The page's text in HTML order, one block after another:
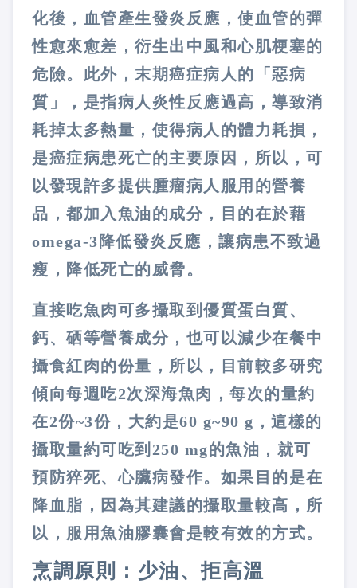
化後，血管產生發炎反應，使血管的彈
性愈來愈差，衍生出中風和心肌梗塞的
危險。此外，末期癌症病人的「惡病
質」，是指病人炎性反應過高，導致消
耗掉太多熱量，使得病人的體力耗損，
是癌症病患死亡的主要原因，所以，可
以發現許多提供腫瘤病人服用的營養
品，都加入魚油的成分，目的在於藉
omega-3 降低發炎反應，讓病患不致過
瘦，降低死亡的威脅。
直接吃魚肉可多攝取到優質蛋白質、
鈣、硒等營養成分，也可以減少在餐中
攝食紅肉的份量，所以，目前較多研究
傾向每週吃2次深海魚肉，每次的量約
在2份~3份，大約是60 g~90 g ，這樣的
攝取量約可吃到 250 mg的魚油，就可
預防猝死、心臟病發作。如果目的是在
降血脂，因為其建議的攝取量較高，所
以，服用魚油膠囊會是較有效的方式。
烹調原則：少油、拒高溫